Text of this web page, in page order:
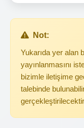
Not:
Yukarıda yer alan
yayınlanmasını
bizimle iletişime
talebinde